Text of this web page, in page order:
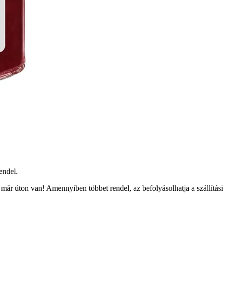
úton van! Amennyiben többet rendel, az befolyásolhatja a szállítási